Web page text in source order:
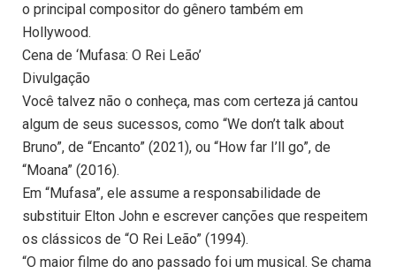
o principal compositor do gênero também em
Hollywood.
Cena de ‘Mufasa: O Rei Leão’
Divulgação
Você talvez não o conheça, mas com certeza já cantou
algum de seus sucessos, como “We don’t talk about
Bruno”, de “Encanto” (2021), ou “How far I’ll go”, de
“Moana” (2016).
Em “Mufasa”, ele assume a responsabilidade de
substituir Elton John e escrever canções que respeitem
os clássicos de “O Rei Leão” (1994).
“O maior filme do ano passado foi um musical. Se chama